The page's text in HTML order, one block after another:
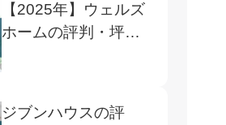
【2025年】ウェルズ
ホームの評判・坪単
価！メリットや注意
ジブンハウスの評